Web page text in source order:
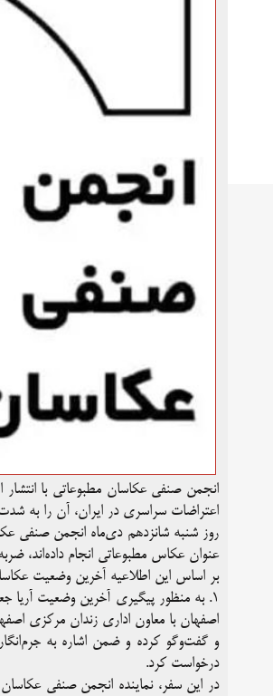
انجمن صنفی عکاسان مطبوعاتی با
اعتراضات سراسری در ایران، آن را به
روز شنبه شانزدهم دی‌ماه انجمن صنفی
عنوان عکاس مطبوعاتی انجام داده‌اند،
بر اساس این اطلاعیه آخرین وضعیت
۱. به منظور پیگیری آخرین وضعیت آریا
اصفهان با معاون اداری زندان مرکزی
و گفت‌وگو کرده و ضمن اشاره به
درخواست کرد.
در این سفر، نماینده انجمن صنفی